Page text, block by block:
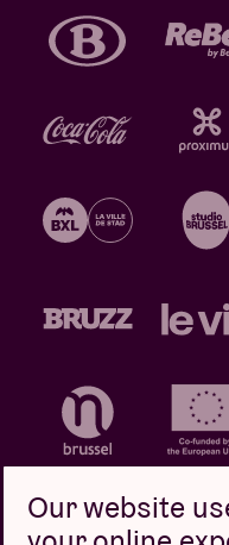
Our website